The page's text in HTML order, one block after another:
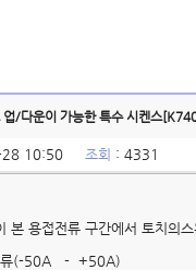
/다운이 가능한 특수 시켄스
28 10:50 조회 : 4331
본 용접전류 구간에서 토치의
류(-50A - +50A)